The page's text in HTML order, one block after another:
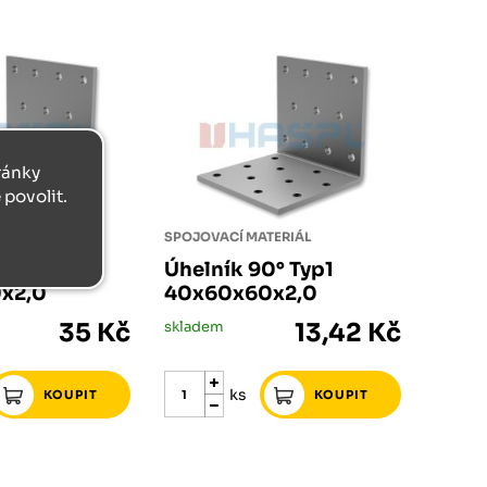
35 Kč
SPOJOVACÍ MATERIÁL
Úhelník 90° Typ1
40x60x60x2,0
skladem 13,42 Kč
ks
povolit.